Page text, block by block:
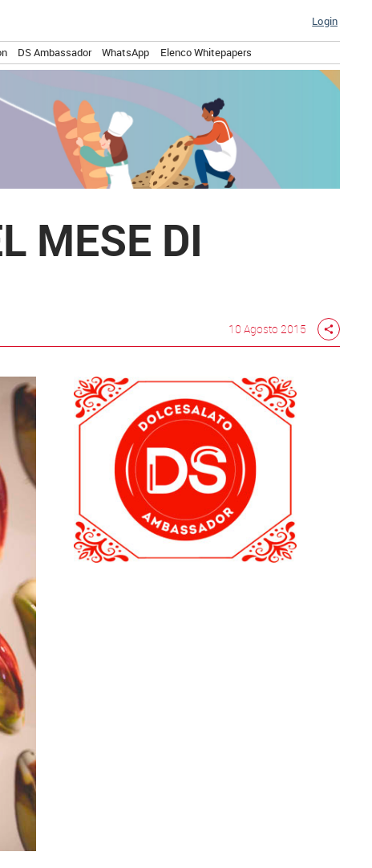
Login
DS Ambassador WhatsApp Elenco Whitepapers
MESE DI
10 Agosto 2015 share